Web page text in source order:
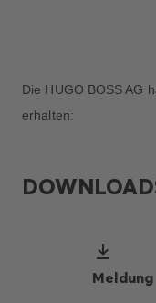
Die HUGO BOSS AG
erhalten:
Meldung